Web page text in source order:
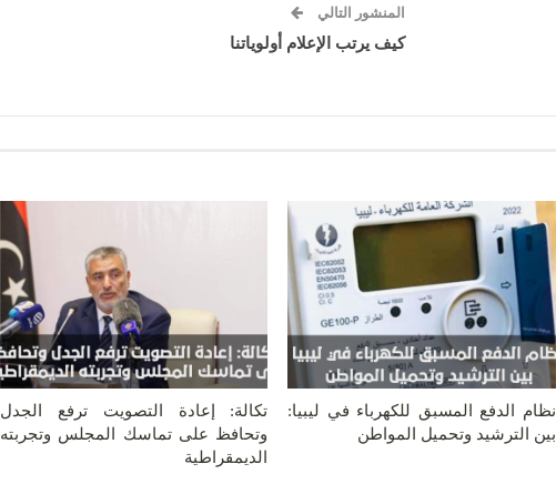
المنشور التالي
كيف يرتب الإعلام أولوياتنا
نظام الدفع المسبق للكهرباء في ليبيا:
بين الترشيد وتحميل المواطن
تكالة: إعادة التصويت ترفع الجدل
وتحافظ على تماسك المجلس وتجربته
الديمقراطية